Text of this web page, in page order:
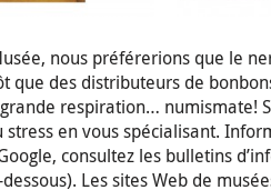
nous préférerions que le
que des distributeurs de
respiration… numismate!
stress en vous spécialisant.
consultez les bulletins
Les sites Web de